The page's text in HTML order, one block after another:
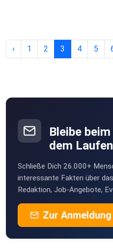
‹ 1 2 3 4 5
Bleibe
dem
Schließe Dich 26.000+
interessante Fakten über
Redaktion, Job-Angebote,
Zur Anmeldung